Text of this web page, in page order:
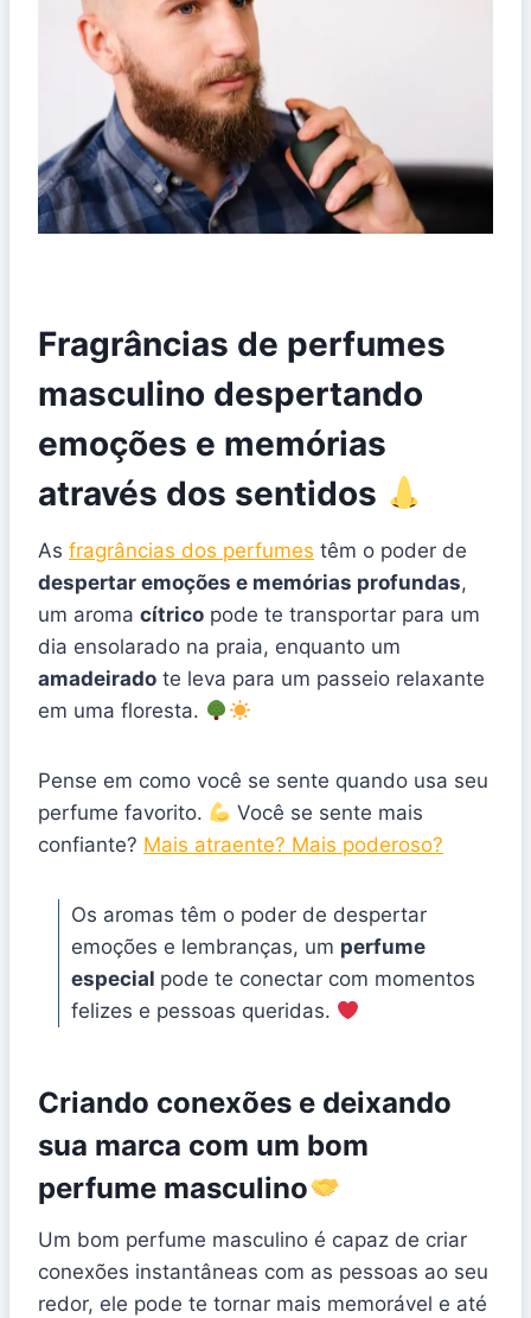
Fragrâncias de perfumes
masculino despertando
emoções e memórias
através dos sentidos
As fragrâncias dos perfumes têm o poder de
despertar emoções e memórias profundas,
um aroma cítrico pode te transportar para um
dia ensolarado na praia, enquanto um
amadeirado te leva para um passeio relaxante
em uma floresta.
Pense em como você se sente quando usa seu
perfume favorito.
Você se sente mais
confiante? Mais atraente? Mais poderoso?
Os aromas têm o poder de despertar
emoções e lembranças, um perfume
especial pode te conectar com momentos
felizes e pessoas queridas.
Criando conexões e deixando
sua marca com um bom
perfume masculino
Um bom perfume masculino é capaz de criar
conexões instantâneas com as pessoas ao seu
redor, ele pode te tornar mais memorável e até